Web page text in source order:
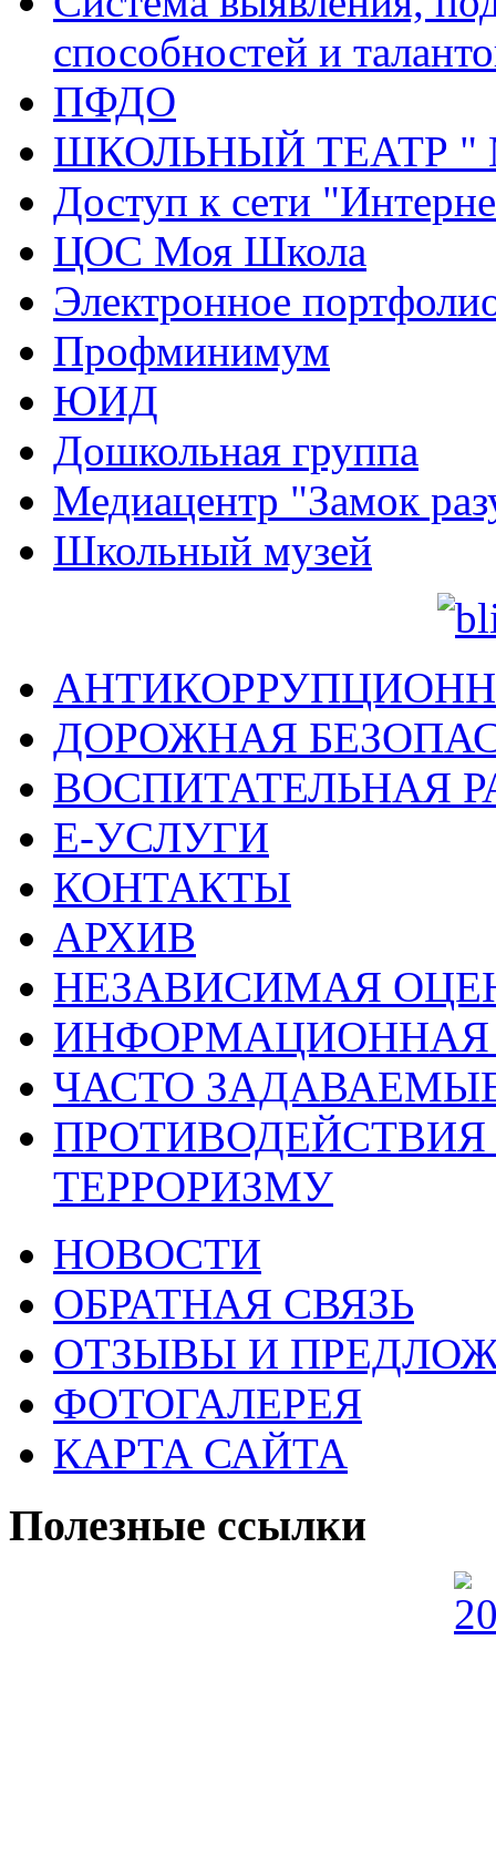
способностей и
ПФДО
ШКОЛЬНЫЙ ТЕАТР
Доступ к сети
ЦОС Моя Школа
Электронное
Профминимум
ЮИД
Дошкольная группа
Медиацентр "Замок
Школьный музей
ДОРОЖНАЯ
ВОСПИТАТЕЛЬНАЯ
Е-УСЛУГИ
КОНТАКТЫ
АРХИВ
НЕЗАВИСИМАЯ
ИНФОРМАЦИОННАЯ
ЧАСТО
ТЕРРОРИЗМУ
НОВОСТИ
ОБРАТНАЯ СВЯЗЬ
ОТЗЫВЫ И
ФОТОГАЛЕРЕЯ
КАРТА САЙТА
Полезные ссылки